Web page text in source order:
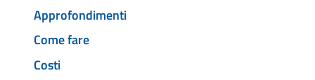
Approfondimenti
Come fare
Costi